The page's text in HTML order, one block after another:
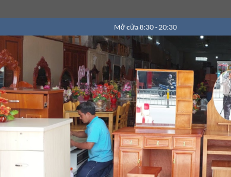
Mở cửa 8:30 - 20:30